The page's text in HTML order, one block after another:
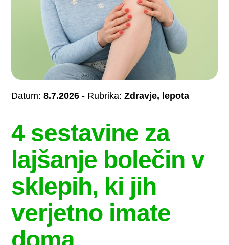
Datum:8.7.2026 - Rubrika:Zdravje, lepota
4 sestavine za
lajšanje bolečin v
sklepih, ki jih
verjetno imate
doma